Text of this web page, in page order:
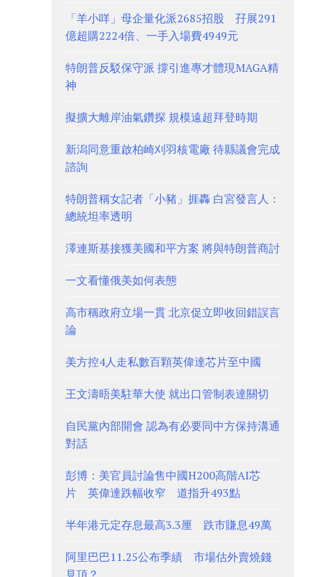
「羊小咩」母企量化派2685招股 孖展291
億超購2224倍、一手入場費4949元
特朗普反駁保守派 撐引進專才體現MAGA精
神
擬擴大離岸油氣鑽探 規模遠超拜登時期
新潟同意重啟柏崎刈羽核電廠 待縣議會完成
諮詢
特朗普稱女記者「小豬」捱轟 白宮發言人：
總統坦率透明
澤連斯基接獲美國和平方案 將與特朗普商討
一文看懂俄美如何表態
高市稱政府立場一貫 北京促立即收回錯誤言
論
美方控4人走私數百顆英偉達芯片至中國
王文濤晤美駐華大使 就出口管制表達關切
自民黨內部開會 認為有必要同中方保持溝通
對話
彭博：美官員討論售中國H200高階AI芯
片 英偉達跌幅收窄 道指升493點
半年港元定存息最高3.3厘 跌市賺息49萬
阿里巴巴11.25公布季績 市場估外賣燒錢